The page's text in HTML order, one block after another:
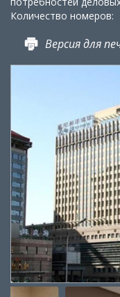
Количество номеров:
Версия для